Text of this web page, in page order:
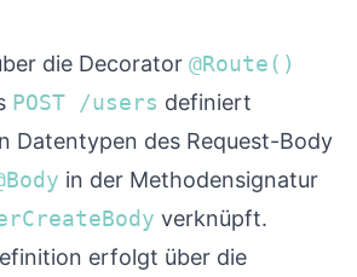
die Decorator @Route()
POST /users definiert
Datentypen des Request-Body
in der Methodensignatur
verknüpft.
erfolgt über die